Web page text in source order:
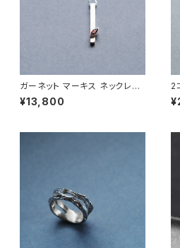
ガーネット マーキス ネックレス
シルバー925 1月誕生石 メンズ
ユニセックス
¥13,800
2